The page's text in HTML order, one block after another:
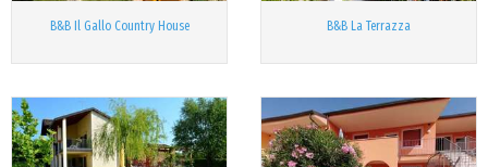
B&B Il Gallo Country House B&B La Terrazza